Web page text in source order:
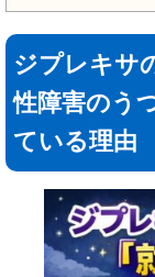
ジプレキサ
性障害のう
ている理由